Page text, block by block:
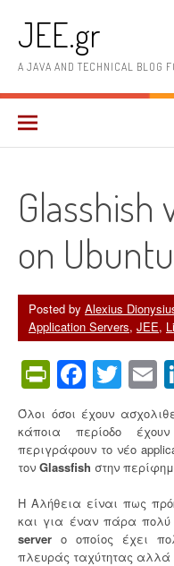
content
JEE.gr
A JAVA AND TECHNICAL BLOG
Glasshish
on
Posted by Alexius
Application Servers, JEE,
Όλοι όσοι έχουν
κάποια περίοδο
περιγράφουν το νέο
τον Glassfish στην
Η Αλήθεια είναι πως
και για έναν πάρα
server ο οποίος έχει
πλευράς ταχύτητας αλλά